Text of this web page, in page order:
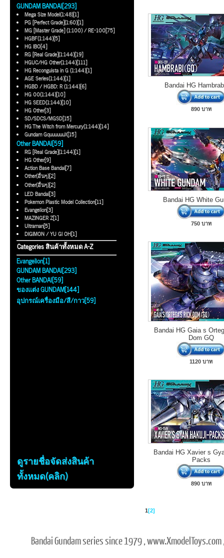
GUNDAM BANDAI[293]
Mega Size Model(1:48)[1]
PG [Perfect Grade](1:60)[1]
MG [Master Grade] (1:100) / RE-100[75]
HGBF(1:144)[5]
HG IBO[4]
RG [Real Grade](1:144)[19]
HGUC/HG Other(1:144)[111]
HG Reconguista in G (1:144)[1]
AGE Series(1:144)[1]
HGBD / HGBD: R (1:144)[6]
HG 00(1:144)[10]
HG SEED(1:144)[10]
HG Other[3]
SD/SDCS/MGSD[15]
HG The Witch from Mercury(1:144)[14]
Gundam GquuuuuuX[15]
Other BANDAI[59]
RG [Real Grade](1:144)[1]
HG Other[9]
Action Base Bandai[7]
Other(อื่นๆ)[2]
Other(อื่นๆ)[2]
LED Bandai[3]
Pokemon Plastic Model Collection[11]
Evangelion[3]
MAZINGER Z[1]
Ultraman[5]
DIGIMON / YU GI OH[1]
Categories สินค้าทั้งหมด A-Z
Evangelion[1]
GUNDAM BANDAI[293]
Other BANDAI[59]
ของแต่ง GUNDAM[144]
อุปกรณ์เครื่องมือ/สี/กาว[59]
ดูรายชื่อจัดส่งสินค้า
ทั้งหมด(คลิก)
Bandai HG
890 บาท
Bandai HG White
750 บาท
Bandai HG Gaia s
Dom GQ
1120 บาท
Bandai HG Xavier s
Packs
890 บาท
1[2]
Bandai Gundam series since 1979 ,